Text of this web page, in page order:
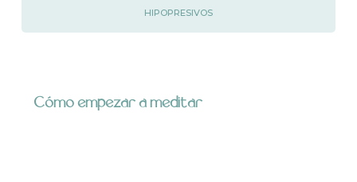
HIPOPRESIVOS
Cómo empezar a meditar